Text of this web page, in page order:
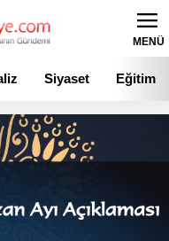
MENÜ
Siyaset Eğitim